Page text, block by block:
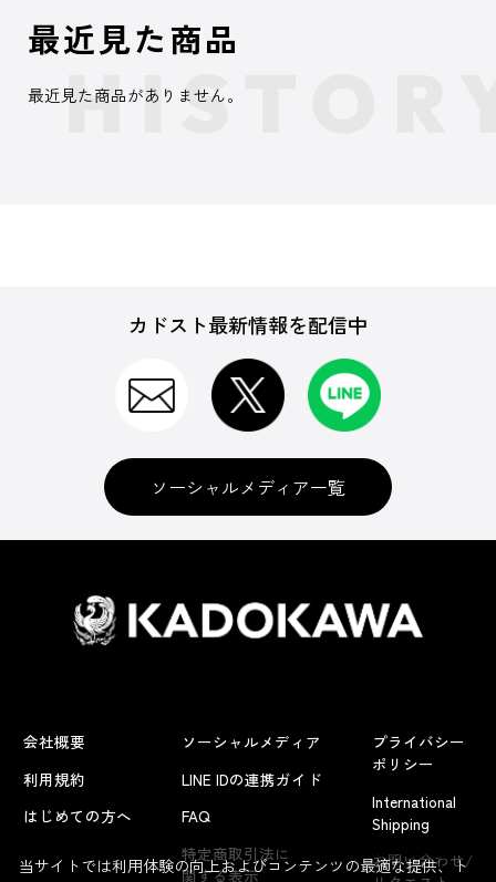
よくあるお問い合わせ
最近見た商品
最近見た商品がありません。
カドスト最新情報を配信中
ソーシャルメディア一覧
会社概要
利用規約
はじめての方へ
ソーシャルメディア
LINE IDの連携ガイド
FAQ
特定商取引法に
関する表示
プライバシー
ポリシー
International
Shipping
お問い合わせ/
当サイトでは利用体験の向上およびコンテンツの最適な提供、ト